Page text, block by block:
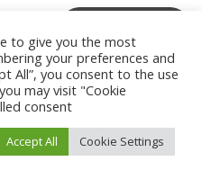
to give you the most
your preferences and
All”, you consent to the use
may visit "Cookie
consent.
Cookie Settings
Accept All